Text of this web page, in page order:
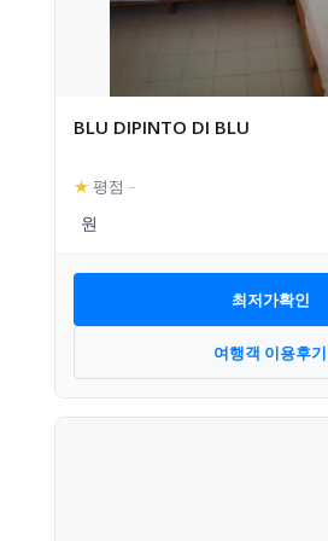
BLU DIPINTO DI BLU
★ 평점 –
최저가확인
여행객 이용후기